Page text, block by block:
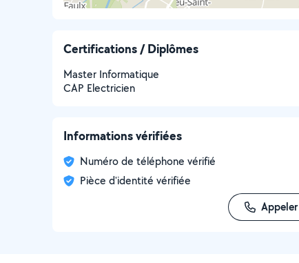
Certifications / Diplômes
Master Informatique
CAP Electricien
Informations vérifiées
Numéro de téléphone vérifié
Pièce d'identité vérifiée
Appeler